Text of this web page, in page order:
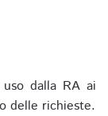
dalla RA ai
delle richieste.